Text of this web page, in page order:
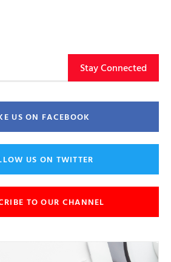
Stay Connected
US ON FACEBOOK
US ON TWITTER
TO OUR CHANNEL